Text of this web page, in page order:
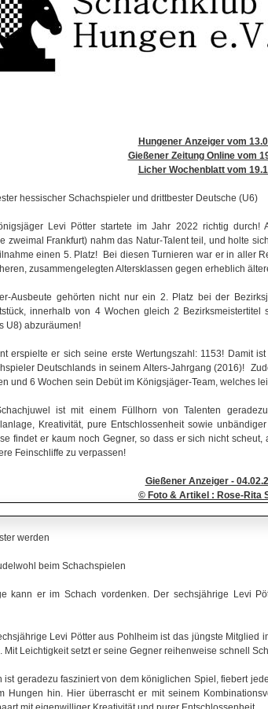
Hungener Anzeiger vom
Gießener Zeitung Online vom
Licher Wochenblatt vom
hessischer Schachspieler und drittbester Deutsche (U6)
Levi Pötter startete im Jahr 2022 richtig durch!
zweimal Frankfurt) nahm das Natur-Talent teil, und holte
einen 5. Platz! Bei diesen Turnieren war er in aller
zusammengelegten Altersklassen gegen erheblich
Ausbeute gehörten nicht nur ein 2. Platz bei der
innerhalb von 4 Wochen gleich 2
U8) abzuräumen!
erspielte er sich seine erste Wertungszahl: 1153! Damit
Deutschlands in seinem Alters-Jahrgang (2016)!
und 6 Wochen sein Debüt im Königsjäger-Team, welches
ist mit einem Füllhorn von Talenten geradezu
Kreativität, pure Entschlossenheit sowie
findet er kaum noch Gegner, so dass er sich nicht
Feinschliffe zu verpassen!
Gießener Anzeiger -
© Foto & Artikel : Rose-Rita
werden
beim Schachspielen
kann er im Schach vordenken. Der sechsjährige Levi
Levi Pötter aus Pohlheim ist das jüngste Mitglied
Mit Leichtigkeit setzt er seine Gegner reihenweise schnell
ist geradezu fasziniert von dem königlichen Spiel, fiebert
Hungen hin. Hier überrascht er mit seinem